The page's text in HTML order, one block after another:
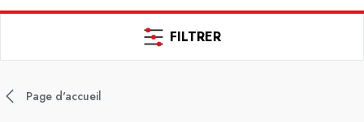
FILTRER
Page d'accueil